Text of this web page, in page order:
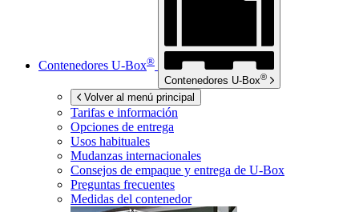
Contenedores U-Box®
Contenedores U-Box®
Volver al menú principal
Tarifas e información
Opciones de entrega
Usos habituales
Mudanzas internacionales
Consejos de empaque y entrega de U-Box
Preguntas frecuentes
Medidas del contenedor